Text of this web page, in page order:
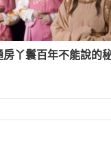
房丫鬟百年不能說的